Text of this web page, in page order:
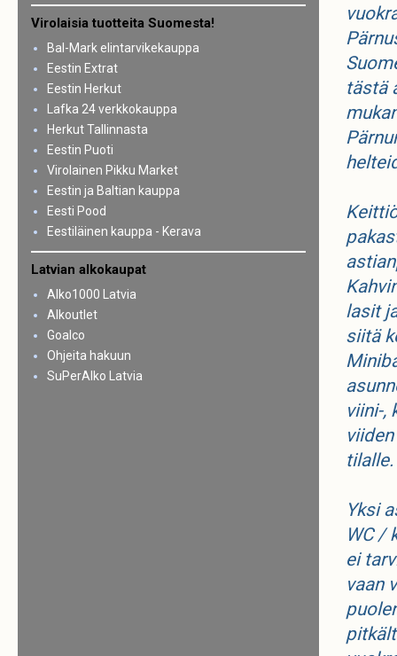
tästä
lasit
siitä
viini-,
Yksi
WC /
ei
vaan
Virolaisia tuotteita Suomesta!
Bal-Mark elintarvikekauppa
Eestin Extrat
Eestin Herkut
Lafka 24 verkkokauppa
Herkut Tallinnasta
Eestin Puoti
Virolainen Pikku Market
Eestin ja Baltian kauppa
Eesti Pood
Eestiläinen kauppa - Kerava
Latvian alkokaupat
Alko1000 Latvia
Alkoutlet
Goalco
Ohjeita hakuun
SuPerAlko Latvia